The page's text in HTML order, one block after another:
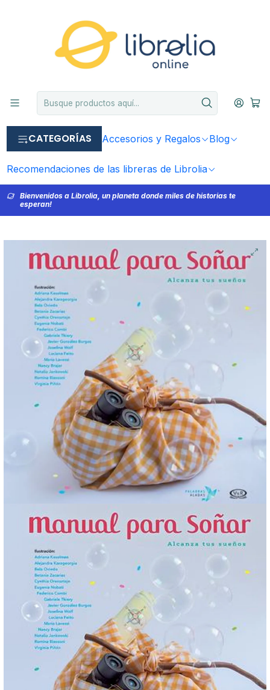
CATEGORÍAS Accesorios y Regalos Blog
Recomendaciones de las libreras de Librolia
Bienvenidos a Librolia, un planeta donde miles de historias te
esperan!